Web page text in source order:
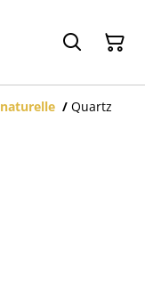
/ Quartz